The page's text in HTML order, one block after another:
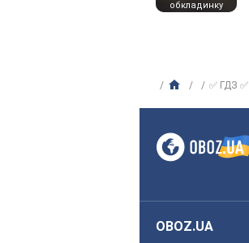
обкладинку
✅ ГДЗ ✅
OBOZ.UA